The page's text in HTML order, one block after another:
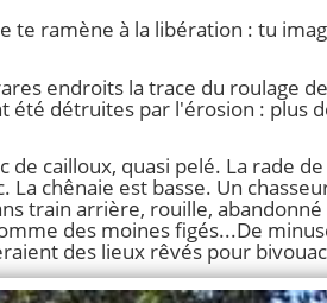
te ramène à la libération : tu
endroits la trace du roulage
été détruites par l'érosion : plus
de cailloux, quasi pelé. La rade
chênaie est basse. Un
train arrière, rouille,
des moines figés...De
des lieux rêvés pour